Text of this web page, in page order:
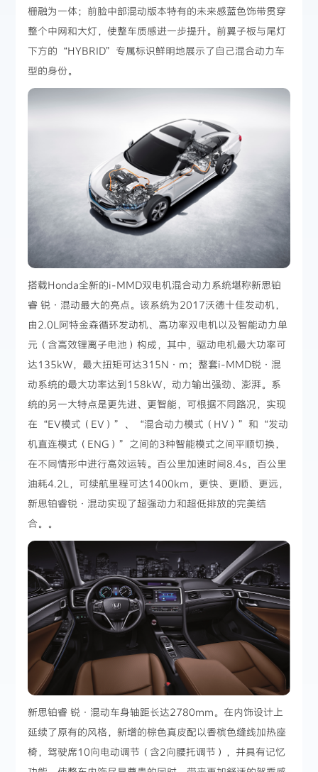
栅融为一体；前脸中部混动版本特有的未来感蓝色饰带贯穿
整个中网和大灯，使整车质感进一步提升。前翼子板与尾灯
下方的“HYBRID”专属标识鲜明地展示了自己混合动力车
型的身份。
搭载Honda全新的i-MMD双电机混合动力系统堪称新思铂
睿 锐·混动最大的亮点。该系统为2017沃德十佳发动机，
由2.0L阿特金森循环发动机、高功率双电机以及智能动力单
元（含高效锂离子电池）构成，其中，驱动电机最大功率可
达135kW，最大扭矩可达315N·m；整套i-MMD锐·混
动系统的最大功率达到158kW，动力输出强劲、澎湃。系
统的另一大特点是更先进、更智能，可根据不同路况，实现
在“EV模式（EV）”、“混合动力模式（HV）”和“发动
机直连模式（ENG）”之间的3种智能模式之间平顺切换，
在不同情形中进行高效运转。百公里加速时间8.4s，百公里
油耗4.2L，可续航里程可达1400km，更快、更顺、更远，
新思铂睿锐·混动实现了超强动力和超低排放的完美结
合。。
新思铂睿 锐·混动车身轴距长达2780mm。在内饰设计上
延续了原有的风格，新增的棕色真皮配以香槟色缝线加热座
椅，驾驶席10向电动调节（含2向腰托调节），并具有记忆